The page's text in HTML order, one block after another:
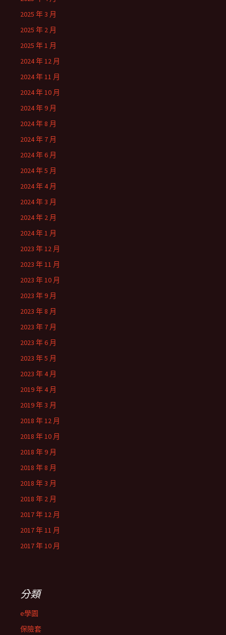
2025 年 3 月
2025 年 2 月
2025 年 1 月
2024 年 12 月
2024 年 11 月
2024 年 10 月
2024 年 9 月
2024 年 8 月
2024 年 7 月
2024 年 6 月
2024 年 5 月
2024 年 4 月
2024 年 3 月
2024 年 2 月
2024 年 1 月
2023 年 12 月
2023 年 11 月
2023 年 10 月
2023 年 9 月
2023 年 8 月
2023 年 7 月
2023 年 6 月
2023 年 5 月
2023 年 4 月
2019 年 4 月
2019 年 3 月
2018 年 12 月
2018 年 10 月
2018 年 9 月
2018 年 8 月
2018 年 3 月
2018 年 2 月
2017 年 12 月
2017 年 11 月
2017 年 10 月
分類
e學園
保險套